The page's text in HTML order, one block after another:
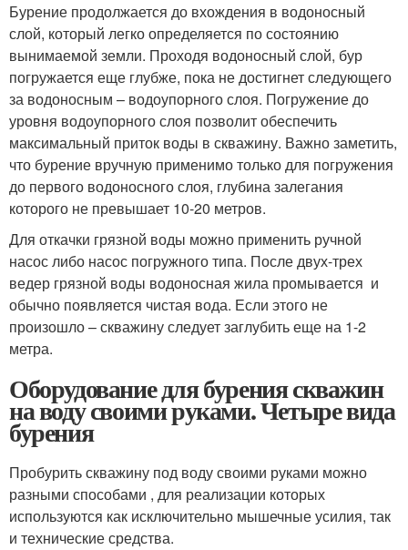
Бурение продолжается до вхождения в водоносный
слой, который легко определяется по состоянию
вынимаемой земли. Проходя водоносный слой, бур
погружается еще глубже, пока не достигнет следующего
за водоносным – водоупорного слоя. Погружение до
уровня водоупорного слоя позволит обеспечить
максимальный приток воды в скважину. Важно заметить,
что бурение вручную применимо только для погружения
до первого водоносного слоя, глубина залегания
которого не превышает 10-20 метров.
Для откачки грязной воды можно применить ручной
насос либо насос погружного типа. После двух-трех
ведер грязной воды водоносная жила промывается и
обычно появляется чистая вода. Если этого не
произошло – скважину следует заглубить еще на 1-2
метра.
Оборудование для бурения скважин
на воду своими руками. Четыре вида
бурения
Пробурить скважину под воду своими руками можно
разными способами , для реализации которых
используются как исключительно мышечные усилия, так
и технические средства.